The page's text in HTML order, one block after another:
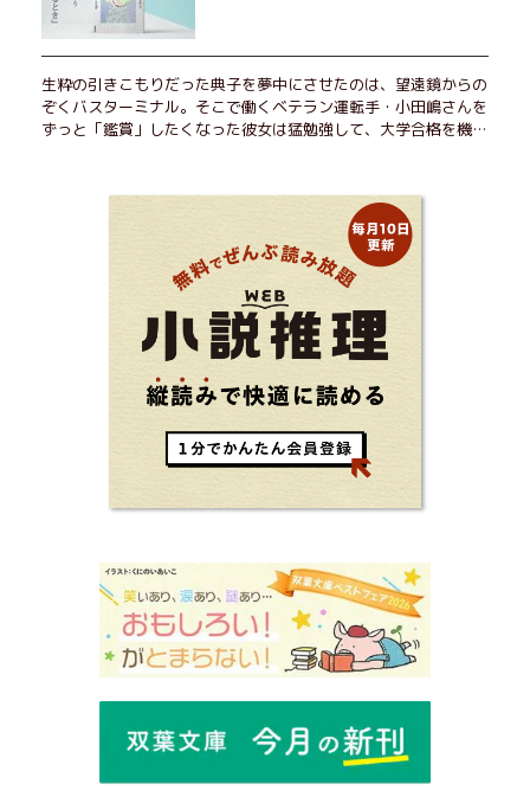
生粋の引きこもりだった典子を夢中にさせたのは、望遠鏡からの
ぞくバスターミナル。そこで働くベテラン運転手・小田嶋さんを
ずっと「鑑賞」したくなった彼女は猛勉強して、大学合格を機に
る！ 地元が恋しくなったとき、どこか遠くへ逃げたいときは読
んで下さい。孤独を愛する人のお守りになる、くすっと、うるっ